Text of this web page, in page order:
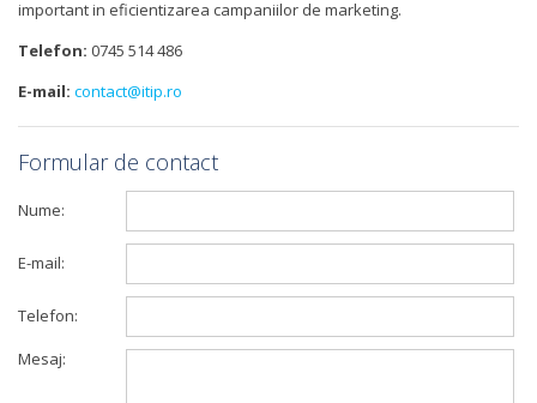
important in eficientizarea campaniilor de marketing.
Telefon: 0745 514 486
E-mail: contact@itip.ro
Formular de contact
Nume:
E-mail:
Telefon:
Mesaj: